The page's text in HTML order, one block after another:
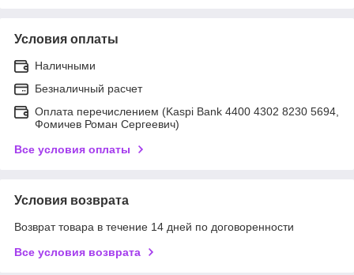
Условия оплаты
Наличными
Безналичный расчет
Оплата перечислением (Kaspi Bank 4400 4302 8230 5694,
Фомичев Роман Сергеевич)
Все условия оплаты
Условия возврата
Возврат товара в течение 14 дней по договоренности
Все условия возврата